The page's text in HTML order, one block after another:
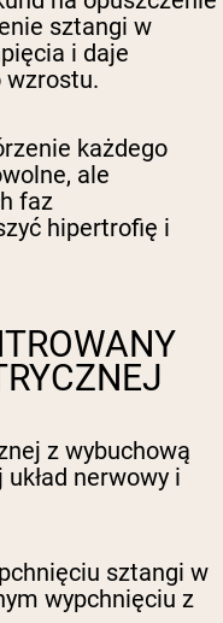
sztangi w
i daje
wzrostu.
każdego
ale
faz
hipertrofię i
z wybuchową
nerwowy i
sztangi w
wypchnięciu z